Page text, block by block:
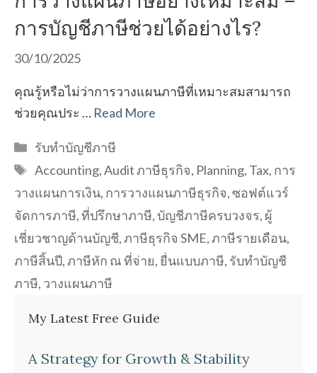
การบัญชีภาษีช่วยได้อย่างไร?
30/10/2025
คุณรู้หรือไม่ว่าการวางแผนภาษีที่เหมาะสมสามารถ
ช่วยคุณประ … Read More
Categories
รับทำบัญชีภาษี
Tags
Accounting,Audit ภาษีธุรกิจ, Planning, Tax, การ
วางแผนการเงิน, การวางแผนภาษีธุรกิจ,ซอฟต์แวร์
จัดการภาษี,ที่ปรึกษาภาษี,บัญชีภาษีครบวงจร, ผู้
เชี่ยวชาญด้านบัญชี,ภาษีธุรกิจ SME,ภาษีรายเดือน,
ภาษีสิ้นปี,ภาษีหัก ณ ที่จ่าย, ยื่นแบบภาษี, รับทำบัญชี
ภาษี, วางแผนภาษี
My Latest Free Guide
A Strategy for Growth & Stability